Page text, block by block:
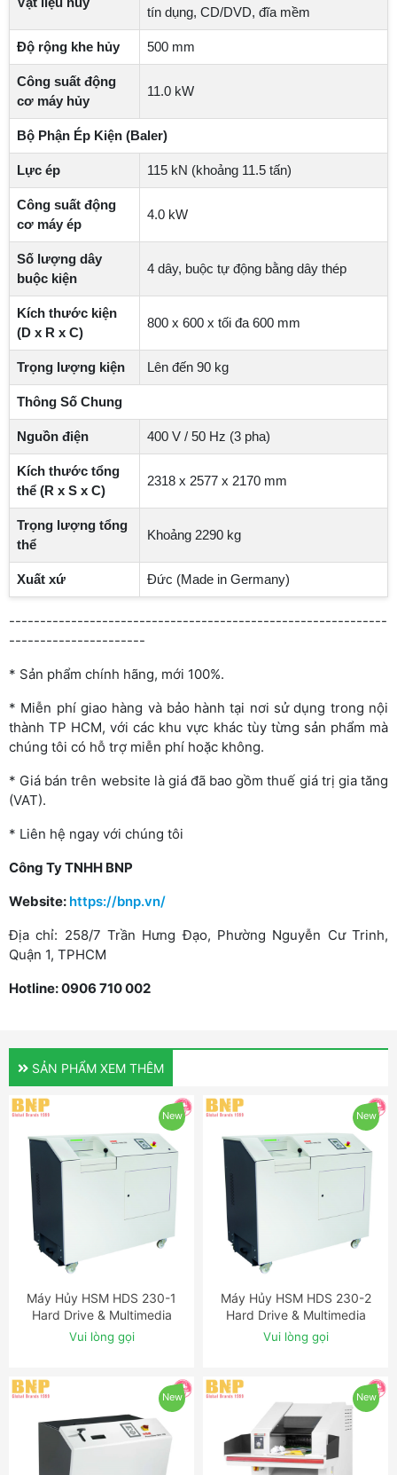
tín dụng, CD/DVD, đĩa mềm
Độ rộng khe hủy 500 mm
Công suất động
cơ máy hủy
11.0 kW
Bộ Phận Ép Kiện (Baler)
Lực ép 115 kN (khoảng 11.5 tấn)
Công suất động
cơ máy ép
4.0 kW
Số lượng dây
buộc kiện
4 dây, buộc tự động bằng dây thép
Kích thước kiện
(D x R x C)
800 x 600 x tối đa 600 mm
Trọng lượng kiện Lên đến 90 kg
Thông Số Chung
Nguồn điện 400 V / 50 Hz (3 pha)
Kích thước tổng
thể (R x S x C)
2318 x 2577 x 2170 mm
Trọng lượng tổng
thể
Khoảng 2290 kg
Xuất xứ Đức (Made in Germany)
-------------------------------------------------------------
----------------------
* Sản phẩm chính hãng, mới 100%.
* Miễn phí giao hàng và bảo hành tại nơi sử dụng trong nội
thành TP HCM, với các khu vực khác tùy từng sản phẩm mà
chúng tôi có hỗ trợ miễn phí hoặc không.
* Giá bán trên website là giá đã bao gồm thuế giá trị gia tăng
(VAT).
* Liên hệ ngay với chúng tôi
Công Ty TNHH BNP
Website: https://bnp.vn/
Địa chỉ: 258/7 Trần Hưng Đạo, Phường Nguyễn Cư Trinh,
Quận 1, TPHCM
Hotline: 0906 710 002
SẢN PHẨM XEM THÊM
New
ĐẶT NGAY
Máy Hủy HSM HDS 230-1
Hard Drive & Multimedia
Shredder
Vui lòng gọi
New
ĐẶT NGAY
Máy Hủy HSM HDS 230-2
Hard Drive & Multimedia
Shredder
Vui lòng gọi
New New